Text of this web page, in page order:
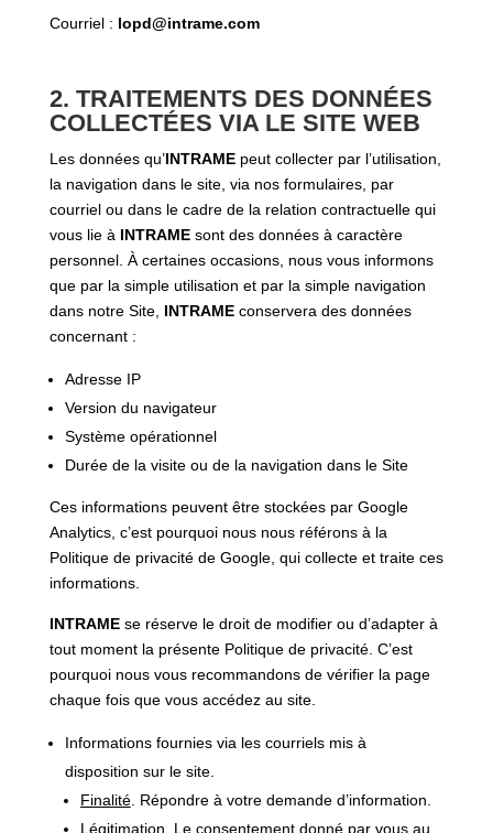
Courriel : lopd@intrame.com
2. TRAITEMENTS DES DONNÉES
COLLECTÉES VIA LE SITE WEB
Les données qu’INTRAME peut collecter par l’utilisation,
la navigation dans le site, via nos formulaires, par
courriel ou dans le cadre de la relation contractuelle qui
vous lie à INTRAME sont des données à caractère
personnel. À certaines occasions, nous vous informons
que par la simple utilisation et par la simple navigation
dans notre Site, INTRAME conservera des données
concernant :
Adresse IP
Version du navigateur
Système opérationnel
Durée de la visite ou de la navigation dans le Site
Ces informations peuvent être stockées par Google
Analytics, c’est pourquoi nous nous référons à la
Politique de privacité de Google, qui collecte et traite ces
informations.
INTRAME se réserve le droit de modifier ou d’adapter à
tout moment la présente Politique de privacité. C’est
pourquoi nous vous recommandons de vérifier la page
chaque fois que vous accédez au site.
Informations fournies via les courriels mis à
disposition sur le site.
Finalité. Répondre à votre demande d’information.
Légitimation . Le consentement donné par vous au